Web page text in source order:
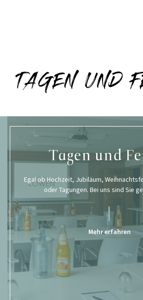
TAGEN UND
Tagen und
Egal ob Hochzeit, Jubiläum,
oder Tagungen. Bei uns sind Sie
Mehr erfahren